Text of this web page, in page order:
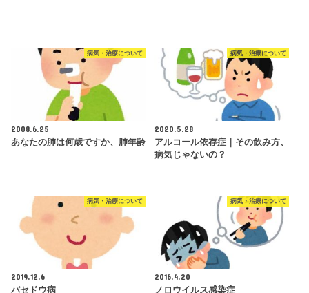
病気・治療について
2008.6.25
あなたの肺は何歳ですか、肺年齢
病気・治療について
2020.5.28
アルコール依存症｜その飲み方、
病気じゃないの？
病気・治療について
2019.12.6
バセドウ病
病気・治療について
2016.4.20
ノロウイルス感染症